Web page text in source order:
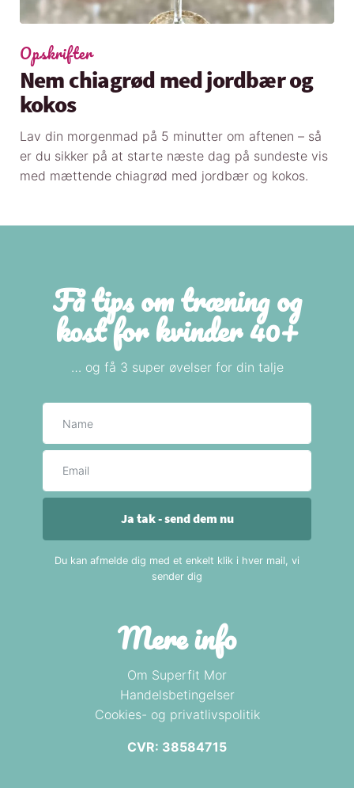
Opskrifter
Nem chiagrød med jordbær og
kokos
Lav din morgenmad på 5 minutter om aftenen – så
er du sikker på at starte næste dag på sundeste vis
med mættende chiagrød med jordbær og kokos.
Mere info
Om Superfit Mor
Handelsbetingelser
Cookies- og privatlivspolitik
CVR: 38584715
Få tips om træning og
kost for kvinder 40+
… og få 3 super øvelser for din talje
Ja tak - send dem nu
Du kan afmelde dig med et enkelt klik i hver mail, vi
sender dig